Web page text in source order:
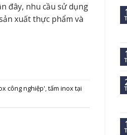
đây, nhu cầu sử dụng
xuất thực phẩm và
công nghiệp',tấm inox tại